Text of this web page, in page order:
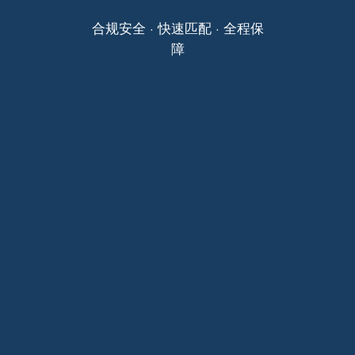
合规安全 · 快速匹配 · 全程保
障